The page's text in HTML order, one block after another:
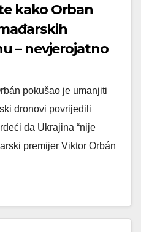
kako Orban
– nevjerojatno
pokušao je umanjiti
dronovi povrijedili
da Ukrajina “nije
premijer Viktor Orbán